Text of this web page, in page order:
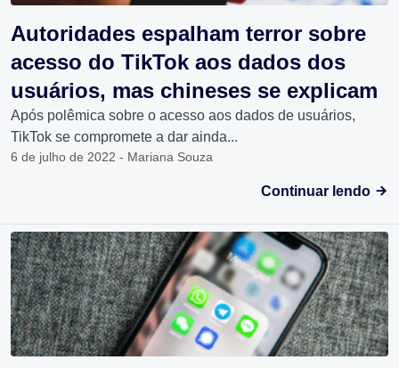
Autoridades espalham terror sobre
acesso do TikTok aos dados dos
usuários, mas chineses se explicam
Após polêmica sobre o acesso aos dados de usuários,
TikTok se compromete a dar ainda...
6 de julho de 2022 - Mariana Souza
Continuar lendo